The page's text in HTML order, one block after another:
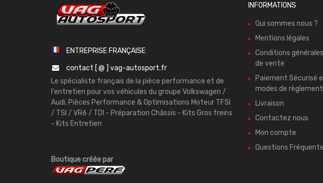
ENTREPRISE FRANÇAISE
contact [ @ ] vag-autosport.fr
Le spécialiste français de la pièce performance et de
l'entretien pour vos véhicules du groupe Volkswagen /
Audi. Pièces Performance & Optimisations Moteur TFSI
/ TSI / VR6 / TDI - Préparation Châssis - Kits Gros freins
- Kits Entretien
Boutique créée par
INFORMATIONS
Qui sommes nous ?
Mentions légales
Conditions générales
de vente
Paiement Sécurisé
modes de règlement
Livraison
Contactez nous
Mon compte
Questions